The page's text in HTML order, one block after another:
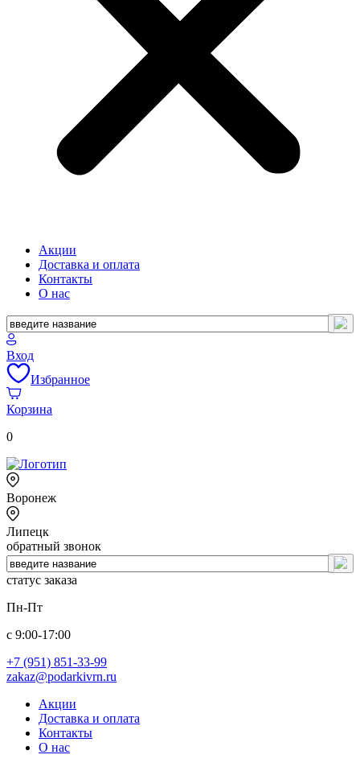
Акции
Доставка и оплата
Контакты
О нас
Вход
Избранное
Корзина
0
Воронеж
Липецк
обратный звонок
статус заказа
Пн-Пт
с 9:00-17:00
+7 (951) 851-33-99
zakaz@podarkivrn.ru
Акции
Доставка и оплата
Контакты
О нас